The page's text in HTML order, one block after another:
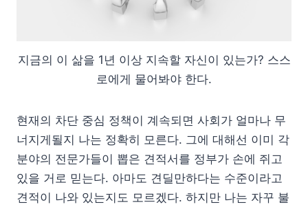
지금의 이 삶을 1년 이상 지속할 자신이 있는가? 스스
로에게 물어봐야 한다.
현재의 차단 중심 정책이 계속되면 사회가 얼마나 무
너지게될지 나는 정확히 모른다. 그에 대해선 이미 각
분야의 전문가들이 뽑은 견적서를 정부가 손에 쥐고
있을 거로 믿는다. 아마도 견딜만하다는 수준이라고
견적이 나와 있는지도 모르겠다. 하지만 나는 자꾸 불